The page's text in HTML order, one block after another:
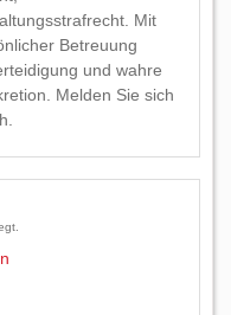
Mit
Betreuung
und wahre
Sie sich